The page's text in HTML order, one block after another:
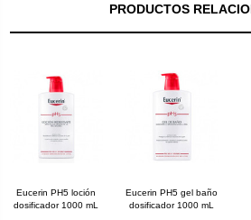
PRODUCTOS
Eucerin PH5 loción
dosificador 1000 mL
Eucerin PH5 gel baño
dosificador 1000 mL